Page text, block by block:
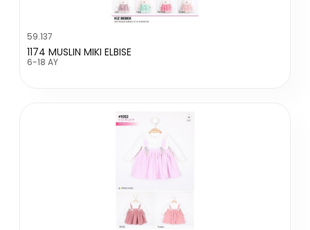
59.137
1174 MUSLIN MIKI ELBISE
6-18 AY